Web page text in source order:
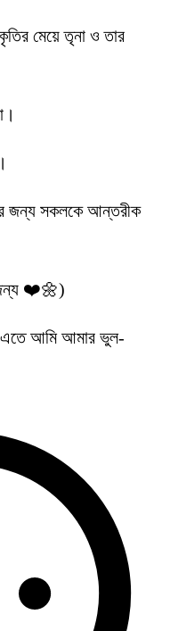
মেয়ে তৃনা ও তার
জন্য সকলকে আন্তরীক
জন্য ❤️🌼)
আমি আমার ভুল-